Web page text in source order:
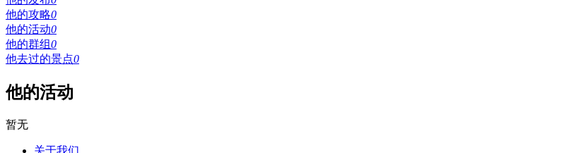
他的攻略0
他的活动0
他的群组0
他去过的景点0
他的活动
暂无
关于我们